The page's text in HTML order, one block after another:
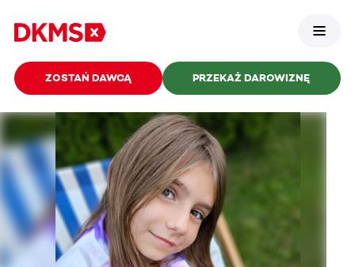
ZOSTAŃ DAWCĄ PRZEKAŻ DAROWIZNĘ